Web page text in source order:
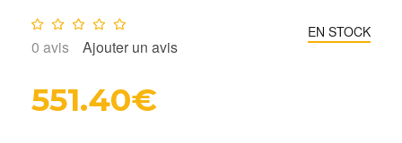
Note : 0/10
0 avis Ajouter un avis
EN STOCK
551.40€